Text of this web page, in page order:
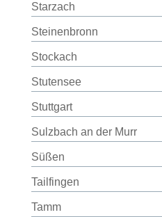
Starzach
Steinenbronn
Stockach
Stutensee
Stuttgart
Sulzbach an der Murr
Süßen
Tailfingen
Tamm